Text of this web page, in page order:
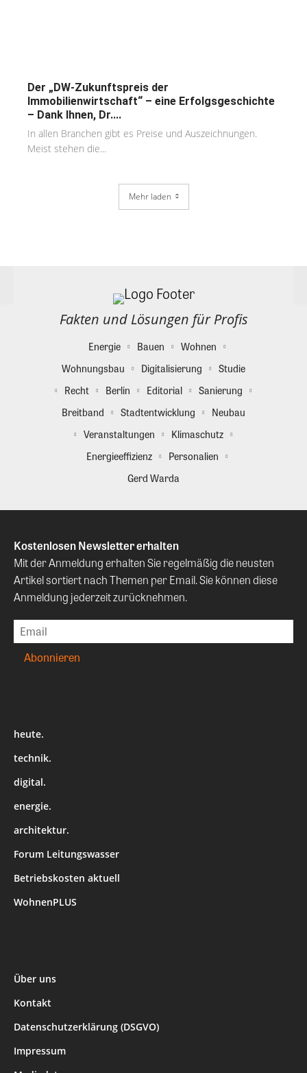
Der „DW-Zukunftspreis der
Immobilienwirtschaft“ – eine Erfolgsgeschichte
– Dank Ihnen, Dr....
In allen Branchen gibt es Preise und Auszeichnungen.
Meist stehen die...
Mehr laden
Fakten und Lösungen für Profis
Energie Bauen
Wohnen
Wohnungsbau
Digitalisierung
Studie
Recht
Berlin Editorial
Sanierung
Breitband
Stadtentwicklung
Neubau
Veranstaltungen
Klimaschutz
Energieeffizienz
Personalien
Gerd Warda
Kostenlosen Newsletter erhalten
Mit der Anmeldung erhalten Sie regelmäßig die neusten
Artikel sortiert nach Themen per Email. Sie können diese
Anmeldung jederzeit zurücknehmen.
heute.
technik.
digital.
energie.
architektur.
Forum Leitungswasser
Betriebskosten aktuell
WohnenPLUS
Über uns
Kontakt
Datenschutzerklärung (DSGVO)
Impressum